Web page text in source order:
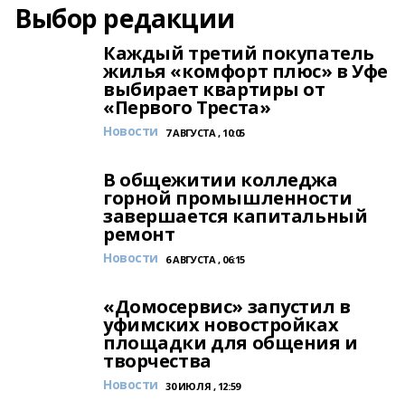
Выбор редакции
Каждый третий покупатель
жилья «комфорт плюс» в Уфе
выбирает квартиры от
«Первого Треста»
Новости 7 АВГУСТА , 10:05
В общежитии колледжа
горной промышленности
завершается капитальный
ремонт
Новости 6 АВГУСТА , 06:15
«Домосервис» запустил в
уфимских новостройках
площадки для общения и
творчества
Новости 30 ИЮЛЯ , 12:59